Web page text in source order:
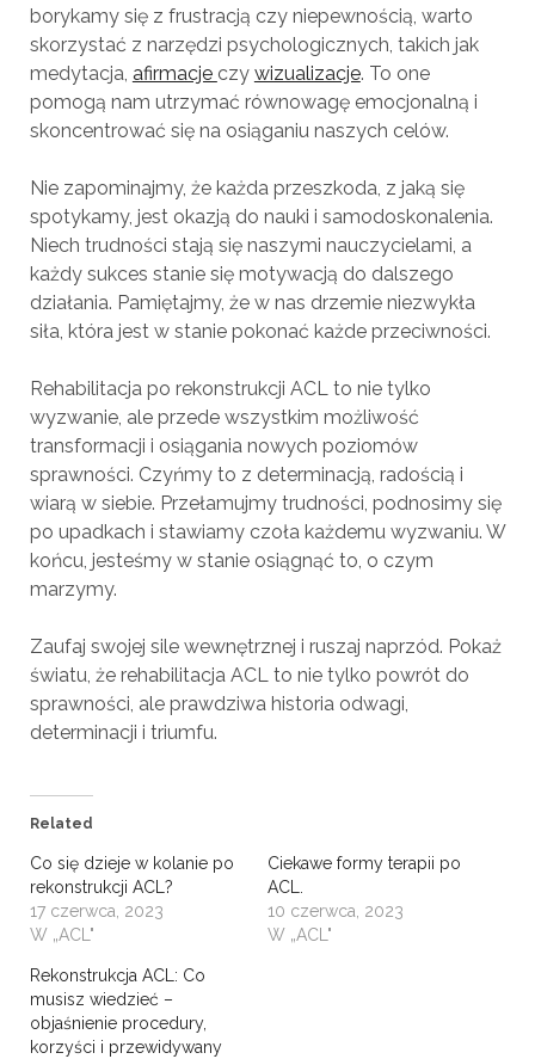
borykamy się z frustracją czy niepewnością, warto
skorzystać z narzędzi psychologicznych, takich jak
medytacja, afirmacje czy wizualizacje. To one
pomogą nam utrzymać równowagę emocjonalną i
skoncentrować się na osiąganiu naszych celów.
Nie zapominajmy, że każda przeszkoda, z jaką się
spotykamy, jest okazją do nauki i samodoskonalenia.
Niech trudności stają się naszymi nauczycielami, a
każdy sukces stanie się motywacją do dalszego
działania. Pamiętajmy, że w nas drzemie niezwykła
siła, która jest w stanie pokonać każde przeciwności.
Rehabilitacja po rekonstrukcji ACL to nie tylko
wyzwanie, ale przede wszystkim możliwość
transformacji i osiągania nowych poziomów
sprawności. Czyńmy to z determinacją, radością i
wiarą w siebie. Przełamujmy trudności, podnosimy się
po upadkach i stawiamy czoła każdemu wyzwaniu. W
końcu, jesteśmy w stanie osiągnąć to, o czym
marzymy.
Zaufaj swojej sile wewnętrznej i ruszaj naprzód. Pokaż
światu, że rehabilitacja ACL to nie tylko powrót do
sprawności, ale prawdziwa historia odwagi,
determinacji i triumfu.
Related
Co się dzieje w kolanie po
rekonstrukcji ACL?
17 czerwca, 2023
W „ACL"
Ciekawe formy terapii po
ACL.
10 czerwca, 2023
W „ACL"
Rekonstrukcja ACL: Co
musisz wiedzieć –
objaśnienie procedury,
korzyści i przewidywany